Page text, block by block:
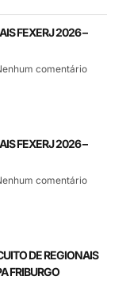
FEXERJ 2026 –
comentário
FEXERJ 2026 –
comentário
DE REGIONAIS
FRIBURGO